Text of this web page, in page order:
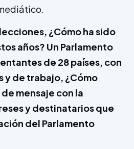
¿Cómo ha sido
años? Un Parlamento
de 28 países, con
y de trabajo, ¿Cómo
mensaje con la
y destinatarios que
del Parlamento